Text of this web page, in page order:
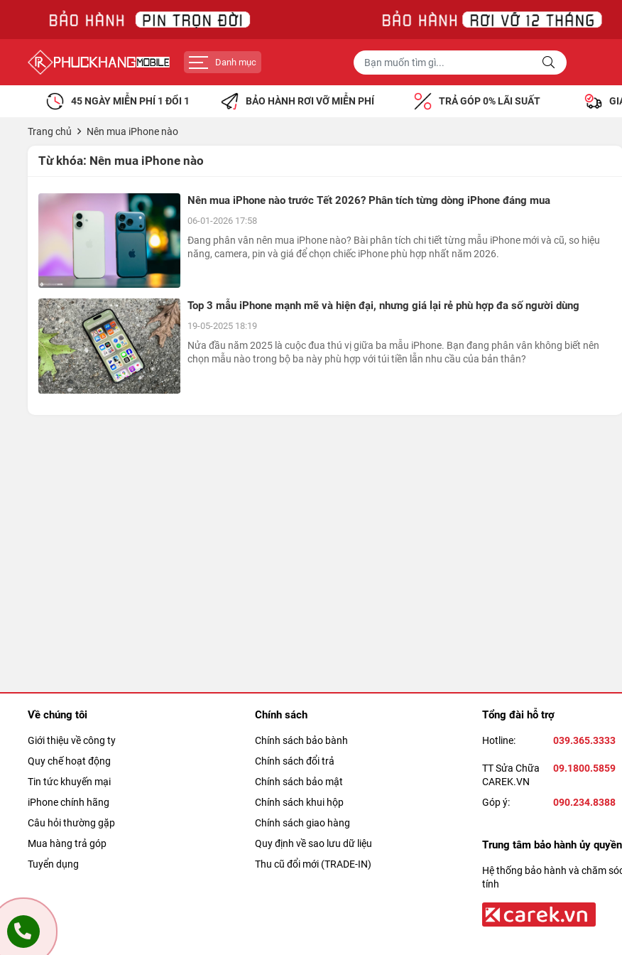
Danh mục
45 NGÀY MIỄN PHÍ 1 ĐỔI 1 BẢO HÀNH RƠI VỠ MIỄN PHÍ TRẢ GÓP 0% LÃI SUẤT
Trang chủ Nên mua iPhone nào
Từ khóa: Nên mua iPhone nào
Nên mua iPhone nào trước Tết 2026? Phân tích từng dòng iPhone đáng mua
06-01-2026 17:58
Đang phân vân nên mua iPhone nào? Bài phân tích chi tiết từng mẫu iPhone mới và cũ, so hiệu
năng, camera, pin và giá để chọn chiếc iPhone phù hợp nhất năm 2026.
Top 3 mẫu iPhone mạnh mẽ và hiện đại, nhưng giá lại rẻ phù hợp đa số người dùng
19-05-2025 18:19
Nửa đầu năm 2025 là cuộc đua thú vị giữa ba mẫu iPhone. Bạn đang phân vân không biết nên
chọn mẫu nào trong bộ ba này phù hợp với túi tiền lẫn nhu cầu của bản thân?
Về chúng tôi
Giới thiệu về công ty
Quy chế hoạt động
Tin tức khuyến mại
iPhone chính hãng
Câu hỏi thường gặp
Mua hàng trả góp
Tuyển dụng
Chính sách
Chính sách bảo bành
Chính sách đổi trả
Chính sách bảo mật
Chính sách khui hộp
Chính sách giao hàng
Quy định về sao lưu dữ liệu
Thu cũ đổi mới (TRADE-IN)
Tổng đài hỗ trợ
Hotline: 039.365.3333
TT Sửa Chữa
CAREK.VN
09.1800.5859
Góp ý: 090.234.8388
Trung tâm bảo hành ủy quyền
Hệ thống bảo hành và chăm
tính